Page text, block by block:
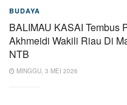
BUDAYA
BALIMAU KASAI Tembus
Akhmeidi Wakili Riau Di
NTB
MINGGU, 3 MEI 2026